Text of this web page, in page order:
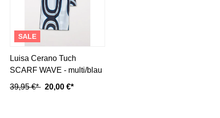
SALE
Luisa Cerano Tuch
SCARF WAVE - multi/blau
39,95 €* 20,00 €*